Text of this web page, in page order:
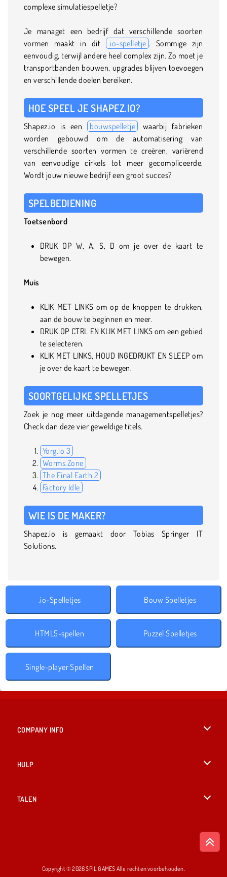
complexe simulatiespelletje?
Je managet een bedrijf dat verschillende soorten
vormen maakt in dit
.io-spelletje . Sommige zijn
eenvoudig, terwijl andere heel complex zijn. Zo moet je
transportbanden bouwen, upgrades blijven toevoegen
en verschillende doelen bereiken.
HOE SPEEL JE SHAPEZ.IO?
Shapez.io is een bouwspelletje
waarbij fabrieken
worden gebouwd om de automatisering van
verschillende soorten vormen te creëren, variërend
van eenvoudige cirkels tot meer gecompliceerde.
Wordt jouw nieuwe bedrijf een groot succes?
SPELBEDIENING
Toetsenbord
DRUK OP W, A, S, D om je over de kaart te
bewegen.
Muis
KLIK MET LINKS om op de knoppen te drukken,
aan de bouw te beginnen en meer.
DRUK OP CTRL EN KLIK MET LINKS om een gebied
te selecteren.
KLIK MET LINKS, HOUD INGEDRUKT EN SLEEP om
je over de kaart te bewegen.
SOORTGELIJKE SPELLETJES
Zoek je nog meer uitdagende managementspelletjes?
Check dan deze vier geweldige titels.
Yorg.io 3
Worms.Zone
The Final Earth 2
Factory Idle
WIE IS DE MAKER?
Shapez.io is gemaakt door Tobias Springer IT
Solutions.
.io-Spelletjes Bouw Spelletjes
HTML5-spellen Puzzel Spelletjes
Single-player Spellen
COMPANY INFO
HULP
TALEN
Copyright © 2026 SPIL GAMES Alle rechten voorbehouden.